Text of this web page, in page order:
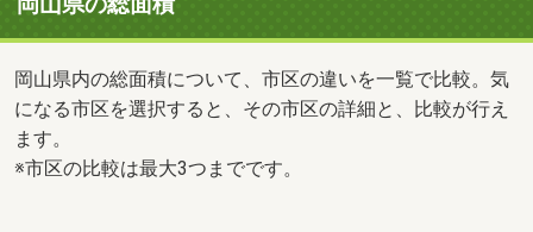
岡山県内の総面積について、市区の違いを一覧で比較。気
になる市区を選択すると、その市区の詳細と、比較が行え
ます。
※市区の比較は最大3つまでです。